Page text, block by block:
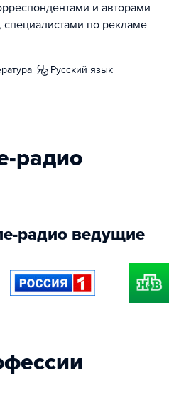
и авторами
по рекламе
русский язык
радио
радио ведущие